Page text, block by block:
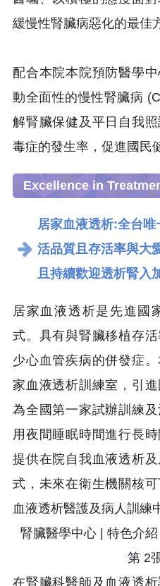
緩慢性腎臟病惡化的最佳
配合本院本院預防醫學
動全面性的慢性腎臟病
解腎臟保健及平日自我
毒症的發生率，促進國民
Excellence in
居家血液透析:全台
活品質且存活率與大
且持續歡迎透析腎入
居家血液透析是先進國
式。具有與腎臟移植存
少心血管疾病的併發症
家血液透析訓練室，引
為全國第一家試辦訓練
用夜間睡眠時間進行長
提供在院自我血液透析
式，未來在衛生機關核
血液透析醫護及病人訓練
在腎臟科醫師及血液透